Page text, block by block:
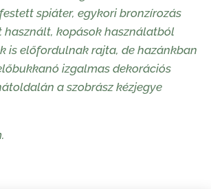
spiáter, egykori bronzírozás
használt, kopások használatból
is előfordulnak rajta, de hazánkban
izgalmas dekorációs
a szobrász kézjegye